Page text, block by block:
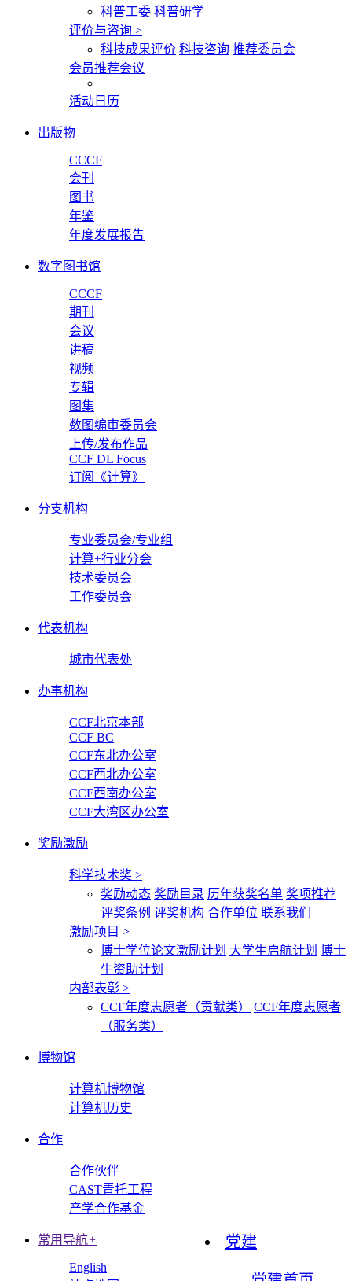
科普工委 科普研学
评价与咨询 >
科技成果评价 科技咨询 推荐委员会
会员推荐会议
活动日历
出版物
CCCF
会刊
图书
年鉴
年度发展报告
数字图书馆
CCCF
期刊
会议
讲稿
视频
专辑
图集
数图编审委员会
上传/发布作品
CCF DL Focus
订阅《计算》
分支机构
专业委员会/专业组
计算+行业分会
技术委员会
工作委员会
代表机构
城市代表处
办事机构
CCF北京本部
CCF BC
CCF东北办公室
CCF西北办公室
CCF西南办公室
CCF大湾区办公室
奖励激励
科学技术奖 >
奖励动态 奖励目录 历年获奖名单 奖项推荐
评奖条例 评奖机构 合作单位 联系我们
激励项目 >
博士学位论文激励计划 大学生启航计划 博士
生资助计划
内部表彰 >
CCF年度志愿者（贡献类）
CCF年度志愿者
（服务类）
博物馆
计算机博物馆
计算机历史
合作
合作伙伴
CAST青托工程
产学合作基金
党建
常用导航+
English